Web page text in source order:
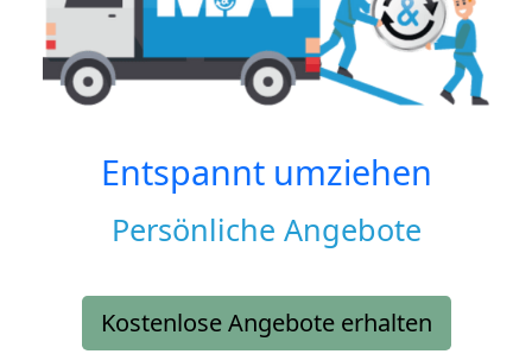
Entspannt umziehen
Persönliche Angebote
Kostenlose Angebote erhalten